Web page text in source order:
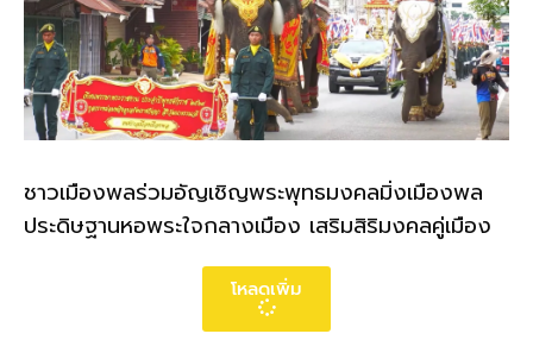
ชาวเมืองพลร่วมอัญเชิญพระพุทธมงคลมิ่งเมืองพล
ประดิษฐานหอพระใจกลางเมือง เสริมสิริมงคลคู่เมือง
โหลดเพิ่ม